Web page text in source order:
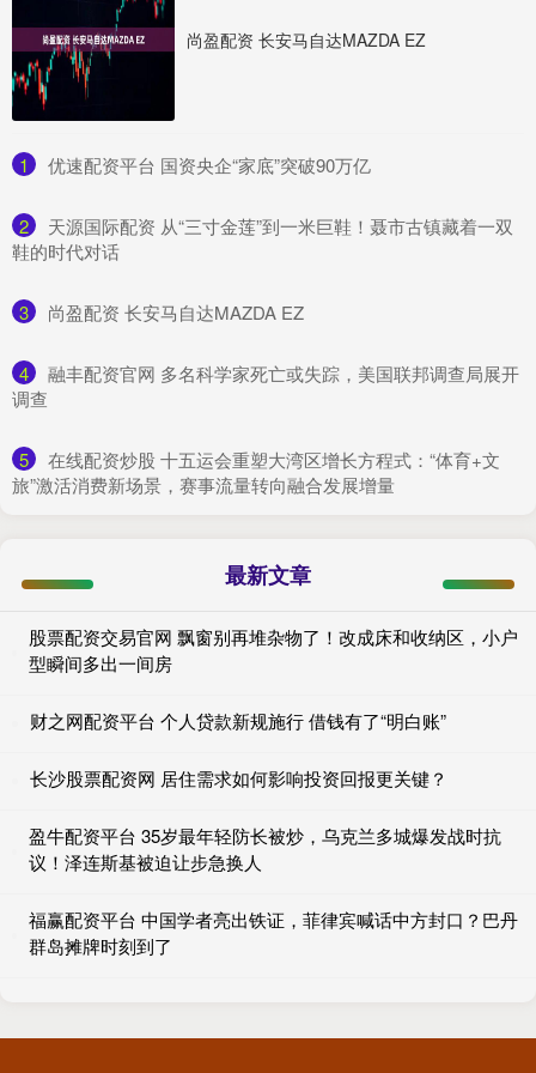
尚盈配资 长安马自达MAZDA EZ
1 ​优速配资平台 国资央企“家底”突破90万亿
2
​天源国际配资 从“三寸金莲”到一米巨鞋！聂市古镇藏着一双
鞋的时代对话
3 ​尚盈配资 长安马自达MAZDA EZ
4
​融丰配资官网 多名科学家死亡或失踪，美国联邦调查局展开
调查
5
​在线配资炒股 十五运会重塑大湾区增长方程式：“体育+文
旅”激活消费新场景，赛事流量转向融合发展增量
最新文章
股票配资交易官网 飘窗别再堆杂物了！改成床和收纳区，小户
型瞬间多出一间房
财之网配资平台 个人贷款新规施行 借钱有了“明白账”
长沙股票配资网 居住需求如何影响投资回报更关键？
盈牛配资平台 35岁最年轻防长被炒，乌克兰多城爆发战时抗
议！泽连斯基被迫让步急换人
福赢配资平台 中国学者亮出铁证，菲律宾喊话中方封口？巴丹
群岛摊牌时刻到了